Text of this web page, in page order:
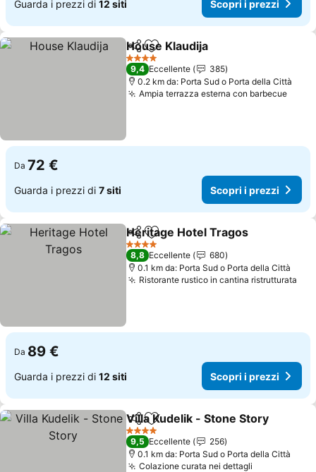
Guarda i prezzi di 12 siti Scopri i prezzi
CondividiAggiungi ai preferiti
House Klaudija
4 Stelle
9,4 Eccellente
385
0.2 km da: Porta Sud o Porta della Città
Ampia terrazza esterna con barbecue
Da 72 €
Guarda i prezzi di 7 siti Scopri i prezzi
CondividiAggiungi ai preferiti
Heritage Hotel Tragos
4 Stelle
8,8 Eccellente
680
0.1 km da: Porta Sud o Porta della Città
Ristorante rustico in cantina ristrutturata
Da 89 €
Guarda i prezzi di 12 siti Scopri i prezzi
CondividiAggiungi ai preferiti
Villa Kudelik - Stone Story
4 Stelle
9,5 Eccellente
256
0.1 km da: Porta Sud o Porta della Città
Colazione curata nei dettagli